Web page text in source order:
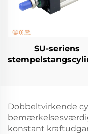
SU-seriens
Dobbeltvirkende
konstant